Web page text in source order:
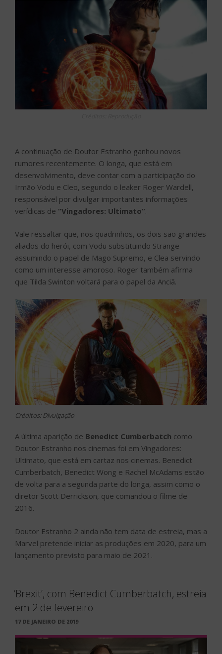
A continuação de Doutor Estranho ganhou novos
rumores recentemente. O longa, que está em
desenvolvimento, deve contar com a participação do
Irmão Vodu e Cleo, segundo o leaker Roger Wardell,
responsável por divulgar importantes informações
verídicas de “Vingadores: Ultimato”.
Vale ressaltar que, nos quadrinhos, os dois são grandes
aliados do herói, com Vodu substituindo Strange
assumindo o papel de Mago Supremo, e Clea servindo
como um interesse amoroso. Roger também afirma
que Tilda Swinton voltará para o papel da Anciã.
Créditos: Divulgação
A última aparição de Benedict Cumberbatch como
Doutor Estranho nos cinemas foi em Vingadores:
Ultimato, que está em cartaz nos cinemas. Benedict
Cumberbatch, Benedict Wong e Rachel McAdams estão
de volta para a segunda parte do longa, assim como o
diretor Scott Derrickson, que comandou o filme de
2016.
Doutor Estranho 2 ainda não tem data de estreia, mas a
Marvel pretende iniciar as produções em 2020, para um
lançamento previsto para maio de 2021.
‘Brexit’, com Benedict Cumberbatch, estreia
em 2 de fevereiro
PUBLICADO
17 DE JANEIRO DE 2019